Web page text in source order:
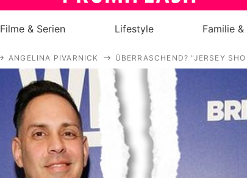
Royals
Stars
Filme & Serien
Lifestyle
Familie & Liebe
Filme & Serien Lifestyle Familie
ANGELINA PIVARNICK ÜBERRASCHEND? "JERSEY